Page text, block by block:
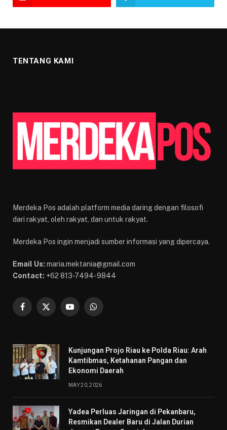
TENTANG KAMI
Merdeka Pos adalah platform media daring dengan filosofi
dari rakyat, oleh rakyat, dan untuk rakyat.
Merdeka Pos ingin menjadi sumber informasi yang dipercaya.
Email Us: maria.mektania@gmail.com
Contact: +62 813-7494-9844
Facebook
X
YouTubeWhatsApp
Kunjungan Projo Riau ke Polda Riau: Arah
Kamtibmas, Ketahanan Pangan dan
Ekonomi Daerah
MAY 20, 2026
Yadea Perluas Jaringan di Pekanbaru,
Resmikan Dealer Baru di Jalan Durian